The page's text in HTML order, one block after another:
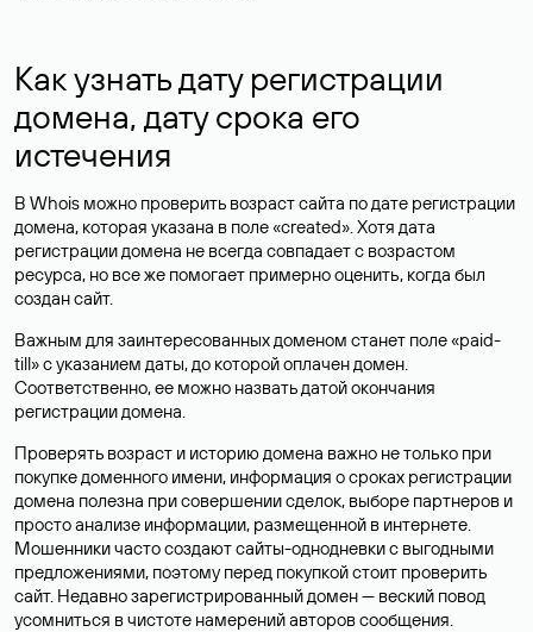
Как узнать дату регистрации
домена, дату срока его
истечения
В Whois можно проверить возраст сайта по дате регистрации
домена, которая указана в поле «created». Хотя дата
регистрации домена не всегда совпадает с возрастом
ресурса, но все же помогает примерно оценить, когда был
создан сайт.
Важным для заинтересованных доменом станет поле «paid-
till» с указанием даты, до которой оплачен домен.
Соответственно, ее можно назвать датой окончания
регистрации домена.
Проверять возраст и историю домена важно не только при
покупке доменного имени, информация о сроках регистрации
домена полезна при совершении сделок, выборе партнеров и
просто анализе информации, размещенной в интернете.
Мошенники часто создают сайты-однодневки с выгодными
предложениями, поэтому перед покупкой стоит проверить
сайт. Недавно зарегистрированный домен — веский повод
усомниться в чистоте намерений авторов сообщения.